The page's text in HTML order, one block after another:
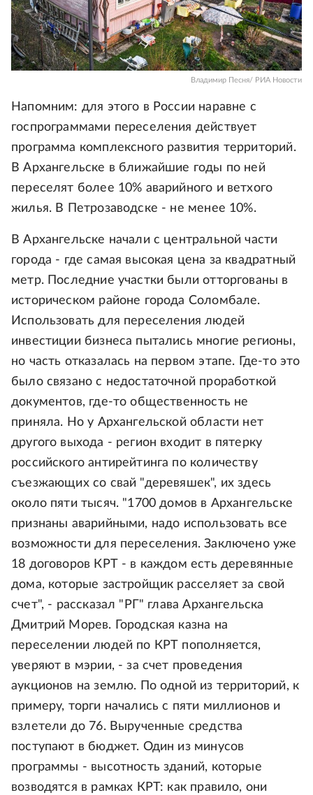
Владимир Песня/ РИА Новости
Напомним: для этого в России наравне с
госпрограммами переселения действует
программа комплексного развития территорий.
В Архангельске в ближайшие годы по ней
переселят более 10% аварийного и ветхого
жилья. В Петрозаводске - не менее 10%.
В Архангельске начали с центральной части
города - где самая высокая цена за квадратный
метр. Последние участки были отторгованы в
историческом районе города Соломбале.
Использовать для переселения людей
инвестиции бизнеса пытались многие регионы,
но часть отказалась на первом этапе. Где-то это
было связано с недостаточной проработкой
документов, где-то общественность не
приняла. Но у Архангельской области нет
другого выхода - регион входит в пятерку
российского антирейтинга по количеству
съезжающих со свай "деревяшек", их здесь
около пяти тысяч. "1700 домов в Архангельске
признаны аварийными, надо использовать все
возможности для переселения. Заключено уже
18 договоров КРТ - в каждом есть деревянные
дома, которые застройщик расселяет за свой
счет", - рассказал "РГ" глава Архангельска
Дмитрий Морев. Городская казна на
переселении людей по КРТ пополняется,
уверяют в мэрии, - за счет проведения
аукционов на землю. По одной из территорий, к
примеру, торги начались с пяти миллионов и
взлетели до 76. Вырученные средства
поступают в бюджет. Один из минусов
программы - высотность зданий, которые
возводятся в рамках КРТ: как правило, они